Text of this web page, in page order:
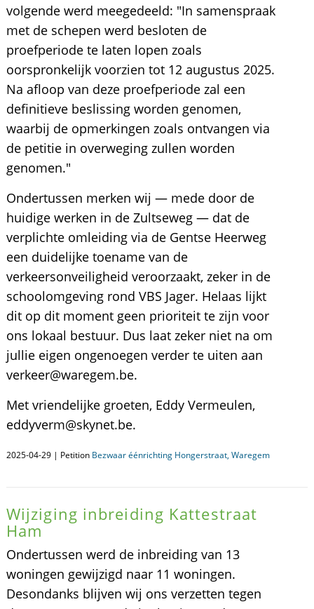
volgende werd meegedeeld: "In samenspraak
met de schepen werd besloten de
proefperiode te laten lopen zoals
oorspronkelijk voorzien tot 12 augustus 2025.
Na afloop van deze proefperiode zal een
definitieve beslissing worden genomen,
waarbij de opmerkingen zoals ontvangen via
de petitie in overweging zullen worden
genomen."
Ondertussen merken wij — mede door de
huidige werken in de Zultseweg — dat de
verplichte omleiding via de Gentse Heerweg
een duidelijke toename van de
verkeersonveiligheid veroorzaakt, zeker in de
schoolomgeving rond VBS Jager. Helaas lijkt
dit op dit moment geen prioriteit te zijn voor
ons lokaal bestuur. Dus laat zeker niet na om
jullie eigen ongenoegen verder te uiten aan
verkeer@waregem.be.
Met vriendelijke groeten, Eddy Vermeulen,
eddyverm@skynet.be.
2025-04-29 | Petition Bezwaar éénrichting Hongerstraat, Waregem
Wijziging inbreiding Kattestraat
Ham
Ondertussen werd de inbreiding van 13
woningen gewijzigd naar 11 woningen.
Desondanks blijven wij ons verzetten tegen